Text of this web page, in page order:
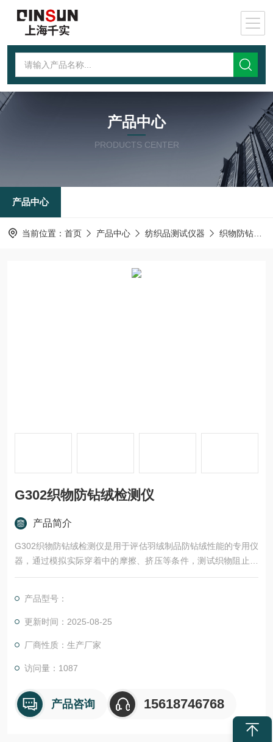
产品中心
PRODUCTS CENTER
产品中心
当前位置： 首页 产品中心 纺织品测试仪器 织物防钻绒性测试仪
G302织物防钻绒检测仪
产品简介
G302织物防钻绒检测仪是用于评估羽绒制品防钻绒性能的专用仪
器，通过模拟实际穿着中的摩擦、挤压等条件，测试织物阻止羽
绒羽毛钻出的能力，确保羽绒制品的保暖性和耐用性，是羽绒制
产品型号：
更新时间：2025-08-25
厂商性质：生产厂家
访问量：1087
产品咨询 15618746768